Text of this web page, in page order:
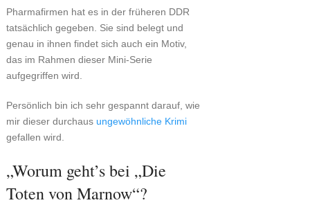
Pharmafirmen hat es in der früheren DDR
tatsächlich gegeben. Sie sind belegt und
genau in ihnen findet sich auch ein Motiv,
das im Rahmen dieser Mini-Serie
aufgegriffen wird.
Persönlich bin ich sehr gespannt darauf, wie
mir dieser durchaus ungewöhnliche Krimi
gefallen wird.
„Worum geht’s bei „Die
Toten von Marnow“?